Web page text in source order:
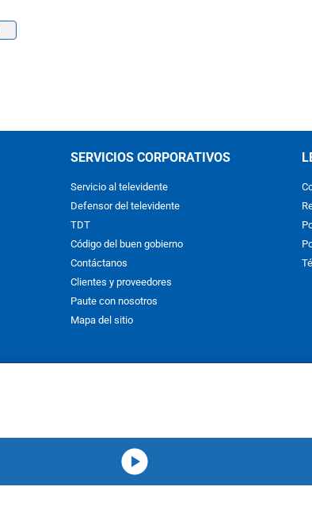
SERVICIOS CORPORATIVOS
Servicio al televidente
Defensor del televidente
TDT
Código del buen gobierno
Contáctanos
Clientes y proveedores
Paute con nosotros
Mapa del sitio
reproducción total o parcial, así como su traducción a
or translation without written permission is prohibited. All